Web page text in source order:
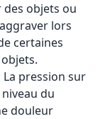
objets ou
lors
certaines
La pression sur
du
douleur